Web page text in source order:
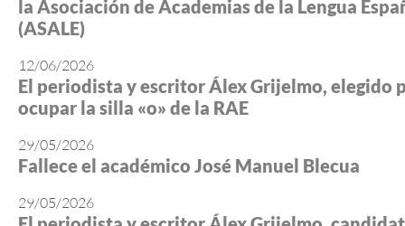
la Asociación de Academias de la Lengua
(ASALE)
12/06/2026
El periodista y escritor Álex Grijelmo, elegido
ocupar la silla «o» de la RAE
29/05/2026
Fallece el académico José Manuel Blecua
29/05/2026